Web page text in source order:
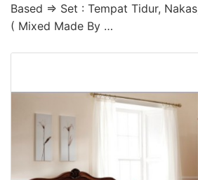
Based => Set : Tempat Tidur,
( Mixed Made By …